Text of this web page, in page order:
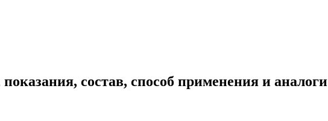
состав, способ применения и аналоги